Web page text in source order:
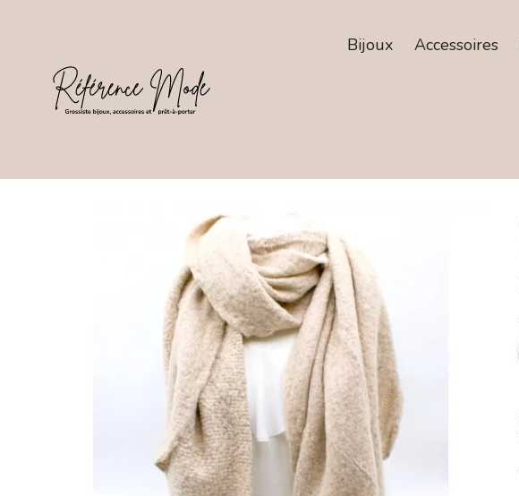
Bijoux Accessoires